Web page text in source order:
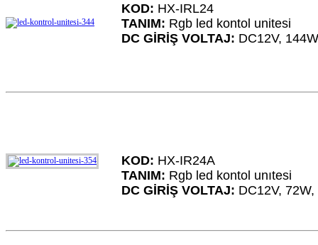
KOD: HX-IRL24
TANIM: Rgb led kontol unitesi
DC GİRİŞ VOLTAJ: DC12V,
KOD: HX-IR24A
TANIM: Rgb led kontol unıtesi
DC GİRİŞ VOLTAJ: DC12V,